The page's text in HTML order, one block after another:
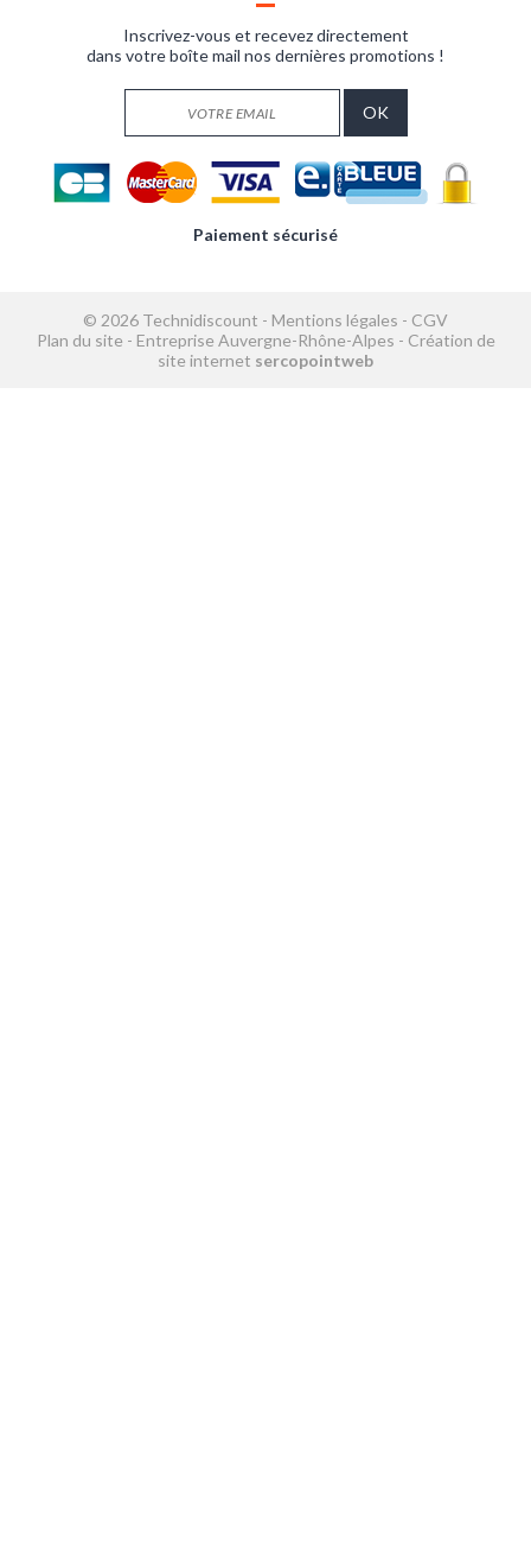
Inscrivez-vous et recevez directement
dans votre boîte mail nos dernières promotions !
Paiement sécurisé
© 2026 Technidiscount - Mentions légales - CGV
Plan du site - Entreprise Auvergne-Rhône-Alpes - Création de
site internet sercopointweb